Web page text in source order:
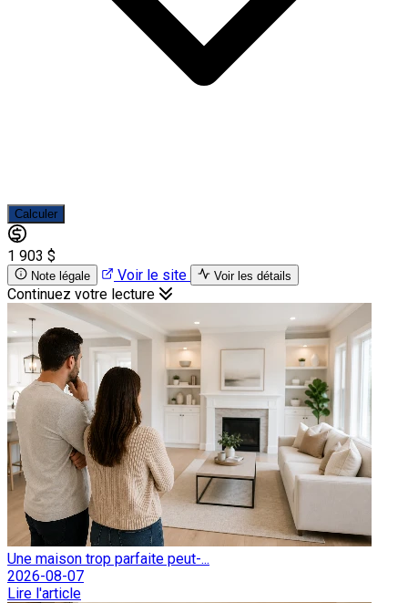
Calculer
1 903 $
Note légale Voir le site Voir les détails
Continuez votre lecture
Une maison trop parfaite peut-...
2026-08-07
Lire l'article